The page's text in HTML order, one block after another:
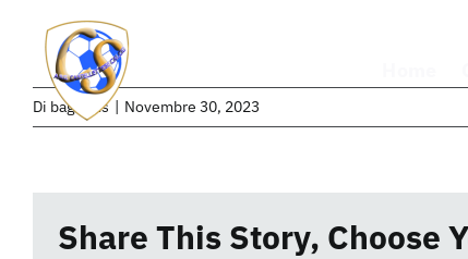
contenuto
Di bagubits | Novembre 30, 2023
Share This Story, Choose